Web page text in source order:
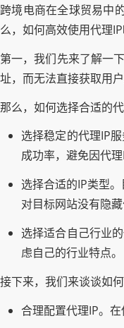
跨境电商在全球贸易中
么，如何高效使用代理
第一，我们先来了解一
址，而无法直接获取用
那么，如何选择合适的
选择稳定的代理IP
成功率，避免因代
选择合适的IP类型
对目标网站没有隐
选择适合自己行业
虑自己的行业特点。
接下来，我们来谈谈如何
合理配置代理IP。